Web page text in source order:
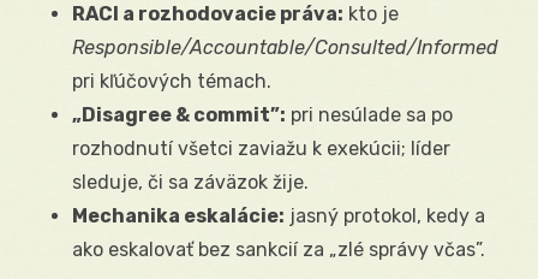
RACI a rozhodovacie práva: kto je
Responsible/Accountable/Consulted/Informed
pri kľúčových témach.
„Disagree & commit”: pri nesúlade sa po
rozhodnutí všetci zaviažu k exekúcii; líder
sleduje, či sa záväzok žije.
Mechanika eskalácie: jasný protokol, kedy a
ako eskalovať bez sankcií za „zlé správy včas”.